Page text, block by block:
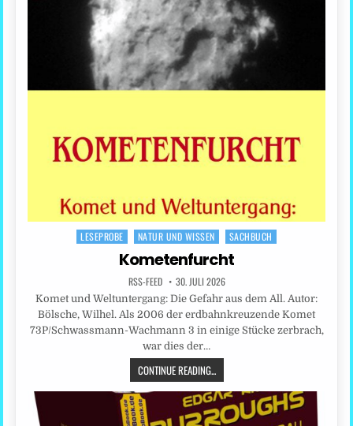
Posted
LESEPROBE NATUR UND WISSEN SACHBUCH
Kometenfurcht
RSS-FEED 30. JULI 2026
Komet und Weltuntergang: Die Gefahr aus dem All. Autor:
Bölsche, Wilhel. Als 2006 der erdbahnkreuzende Komet
73P/Schwassmann-Wachmann 3 in einige Stücke zerbrach,
war dies der…
CONTINUE READING...